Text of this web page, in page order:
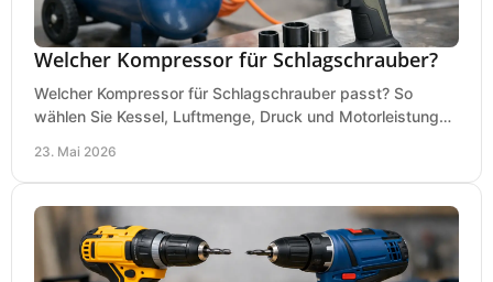
Welcher Kompressor für Schlagschrauber?
Welcher Kompressor für Schlagschrauber passt? So
wählen Sie Kessel, Luftmenge, Druck und Motorleistung
23. Mai 2026